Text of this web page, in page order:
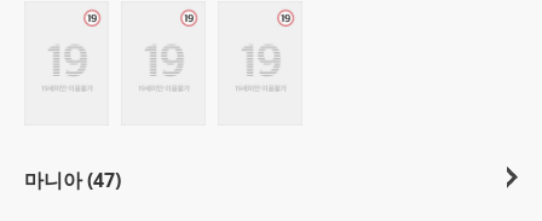
마니아 (47)